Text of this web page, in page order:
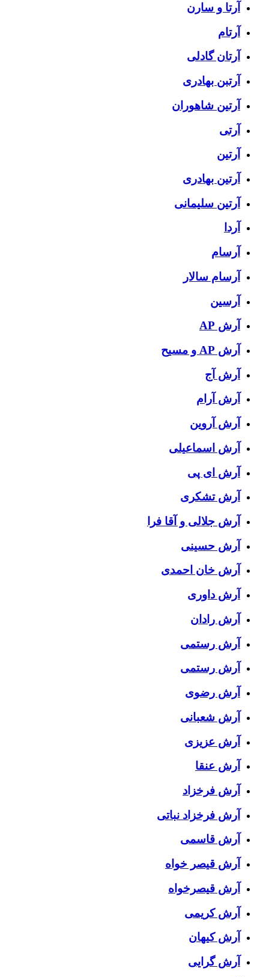
آرتا و سارن
آرتام
آرتان گادلی
آرتبن بهادری
آرتين شاهوران
آرتی
آرتین
آرتین بهادری
آرتین سلیمانی
آردا
آرسام
آرسام سالار
آرسین
آرش AP
آرش AP و مسیح
آرش آج
آرش آرام
آرش آروین
آرش اسماعیلی
آرش ای پی
آرش تشکری
آرش جلالی و آقا فرا
آرش حسینی
آرش خان احمدی
آرش داوری
آرش رادان
آرش رستمى
آرش رستمی
آرش رضوی
آرش شعبانی
آرش عزیزی
آرش عنقا
آرش فرخزاد
آرش فرخزاد نباتی
آرش قاسمی
آرش قیصر خواه
آرش قیصرخواه
آرش کریمی
آرش کیهان
آرش گرایی